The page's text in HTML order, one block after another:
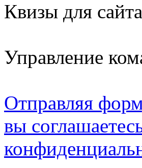
Квизы для сайта
Управление
Отправляя
вы